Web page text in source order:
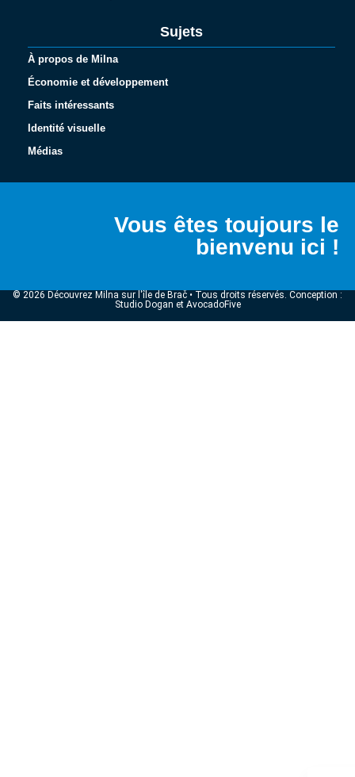
Sujets
À propos de Milna
Économie et développement
Faits intéressants
Identité visuelle
Médias
Vous êtes toujours le
bienvenu ici !
© 2026 Découvrez Milna sur l'île de Brač • Tous droits réservés. Conception :
Studio Dogan et AvocadoFive